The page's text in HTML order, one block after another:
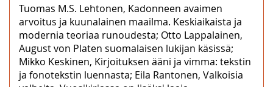
Tuomas M.S. Lehtonen, Kadonneen avaimen
arvoitus ja kuunalainen maailma. Keskiaikaista ja
modernia teoriaa runoudesta; Otto Lappalainen,
August von Platen suomalaisen lukijan käsissä;
Mikko Keskinen, Kirjoituksen ääni ja vimma: tekstin
ja fonotekstin luennasta; Eila Rantonen, Valkoisia